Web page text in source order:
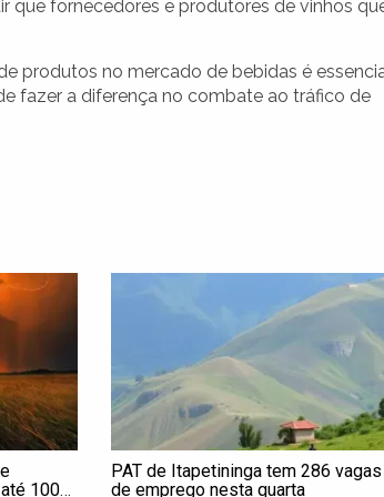
que fornecedores e produtores de vinhos
produtos no mercado de bebidas é
fazer a diferença no combate ao tráfico de
100
PAT de Itapetininga tem 286 vagas
de emprego nesta quarta